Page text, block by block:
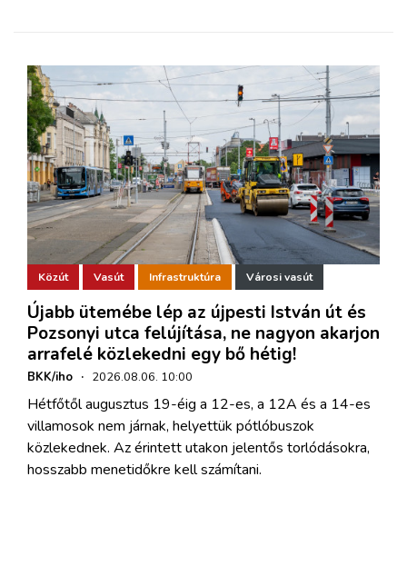
Közút Vasút Infrastruktúra Városi vasút
Újabb ütemébe lép az újpesti István út és
Pozsonyi utca felújítása, ne nagyon akarjon
arrafelé közlekedni egy bő hétig!
BKK/iho · 2026.08.06. 10:00
Hétfőtől augusztus 19-éig a 12-es, a 12A és a 14-es
villamosok nem járnak, helyettük pótlóbuszok
közlekednek. Az érintett utakon jelentős torlódásokra,
hosszabb menetidőkre kell számítani.